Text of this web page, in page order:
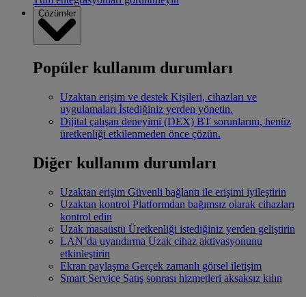
Çözümler
Popüler kullanım durumları
Uzaktan erişim ve destek Kişileri, cihazları ve
uygulamaları İstediğiniz yerden yönetin.
Dijital çalışan deneyimi (DEX) BT sorunlarını, henüz
üretkenliği etkilenmeden önce çözün.
Diğer kullanım durumları
Uzaktan erişim Güvenli bağlantı ile erişimi iyileştirin
Uzaktan kontrol Platformdan bağımsız olarak cihazları
kontrol edin
Uzak masaüstü Üretkenliği istediğiniz yerden geliştirin
LAN’da uyandırma Uzak cihaz aktivasyonunu
etkinleştirin
Ekran paylaşma Gerçek zamanlı görsel iletişim
Smart Service Satış sonrası hizmetleri aksaksız kılın